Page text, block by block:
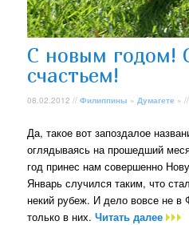
С новым годом!
счастьем!
08.02.2012 //Филиппины » Думагете »
Да, такое вот запоздалое
оглядываясь на прошедший
год принес нам совершенно
Январь случился таким, что
некий рубеж. И дело вовсе не в
только в них.Читать далее